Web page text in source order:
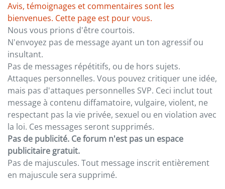
Avis, témoignages et commentaires sont les
bienvenues. Cette page est pour vous.
Nous vous prions d'être courtois.
N'envoyez pas de message ayant un ton agressif ou
insultant.
Pas de messages répétitifs, ou de hors sujets.
Attaques personnelles. Vous pouvez critiquer une idée,
mais pas d'attaques personnelles SVP. Ceci inclut tout
message à contenu diffamatoire, vulgaire, violent, ne
respectant pas la vie privée, sexuel ou en violation avec
la loi. Ces messages seront supprimés.
Pas de publicité. Ce forum n'est pas un espace
publicitaire gratuit.
Pas de majuscules. Tout message inscrit entièrement
en majuscule sera supprimé.